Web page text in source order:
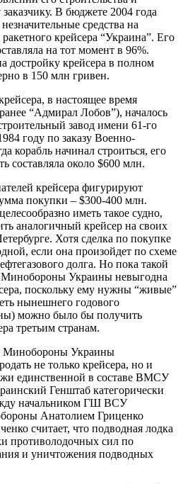
В бюджете 2004 года
средства на
крейсера “Украина”. Его
на тот момент в 96%.
достройку крейсера в полном
в 150 млн гривен.
в настоящее время
“Адмирал Лобов”), началось
завод имени 61-го
году по заказу Военно-
корабль начинал строиться, его
составляла около $600 млн.
крейсера фигурируют
покупки – $300-400 млн.
иметь такое судно,
аналогичный крейсер на своих
Хотя сделка по покупке
если она произойдет по схеме
долга. Но пока такой
Минобороны Украины невыгодна
поскольку ему нужны “живые”
нынешнего годового
можно было бы получить
третьим странам.
Минобороны Украины
не только крейсера, но и
единственной в составе ВМСУ
Генштаб категорически
начальником ГШ ВСУ
Анатолием Гриценко
считает, что подводная лодка
противолодочных сил по
и уничтожения подводных